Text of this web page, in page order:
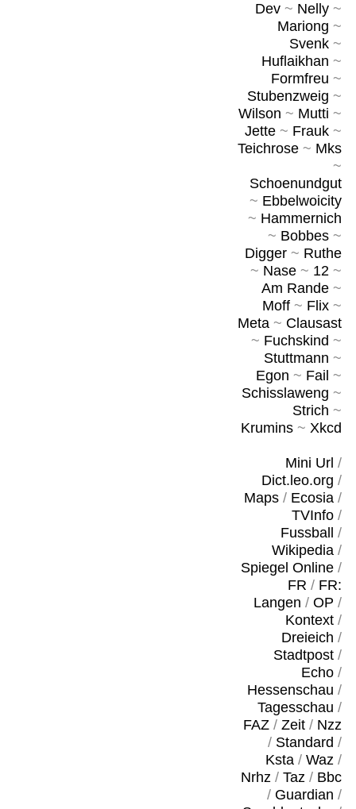
Dev~ Nelly~
Mariong ~
Svenk~
Huflaikhan ~
Formfreu ~
Stubenzweig ~
Wilson ~ Mutti ~
Jette~ Frauk~
Teichrose~ Mks
~
Schoenundgut
~ Ebbelwoicity
~ Hammernich
~ Bobbes~
Digger~ Ruthe
~ Nase~ 12~
Am Rande~
Moff~ Flix~
Meta~ Clausast
~ Fuchskind ~
Stuttmann ~
Egon ~ Fail ~
Schisslaweng ~
Strich ~
Krumins~ Xkcd
Mini Url /
Dict.leo.org /
Maps/ Ecosia/
TVInfo/
Fussball
/
Wikipedia/
Spiegel Online/
FR / FR:
Langen / OP /
Kontext/
Dreieich /
Stadtpost/
Echo/
Hessenschau /
Tagesschau /
FAZ/ Zeit/ Nzz
/ Standard /
Ksta/ Waz/
Nrhz/ Taz/ Bbc
/ Guardian /